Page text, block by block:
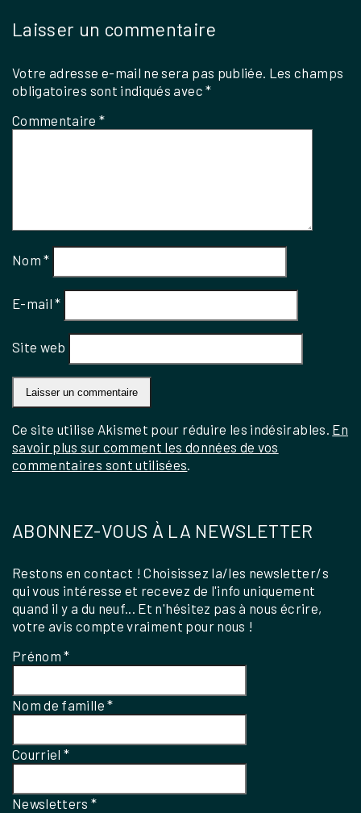
Laisser un commentaire
Votre adresse e-mail ne sera pas publiée. Les champs
obligatoires sont indiqués avec*
Commentaire*
Nom*
E-mail*
Site web
Ce site utilise Akismet pour réduire les indésirables. En
savoir plus sur comment les données de vos
commentaires sont utilisées
ABONNEZ-VOUS À LA NEWSLETTER
Restons en contact ! Choisissez la/les newsletter/s
qui vous intéresse et recevez de l'info uniquement
quand il y a du neuf... Et n'hésitez pas à nous écrire,
votre avis compte vraiment pour nous !
Prénom*
Nom de famille*
Courriel*
Newsletters*